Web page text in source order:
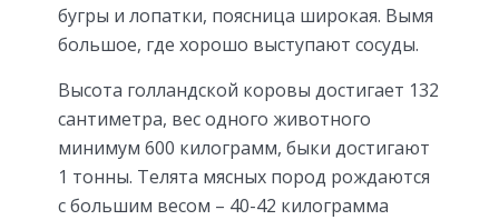
бугры и лопатки, поясница широкая. Вымя
большое, где хорошо выступают сосуды.
Высота голландской коровы достигает 132
сантиметра, вес одного животного
минимум 600 килограмм, быки достигают
1 тонны. Телята мясных пород рождаются
с большим весом – 40-42 килограмма